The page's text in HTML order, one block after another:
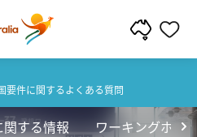
ップ
要件に関するよくある質問
する情報 ワーキングホリ